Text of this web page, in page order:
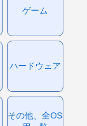
ゲーム
ハードウェア
その他、全OS